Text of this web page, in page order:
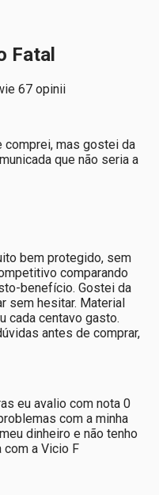
Fatal
67 opinii
comprei, mas gostei da
que não seria a
bem protegido, sem
comparando
benefício. Gostei da
sem hesitar. Material
cada centavo gasto.
antes de comprar,
eu avalio com nota 0
com a minha
dinheiro e não tenho
com a Vicio F